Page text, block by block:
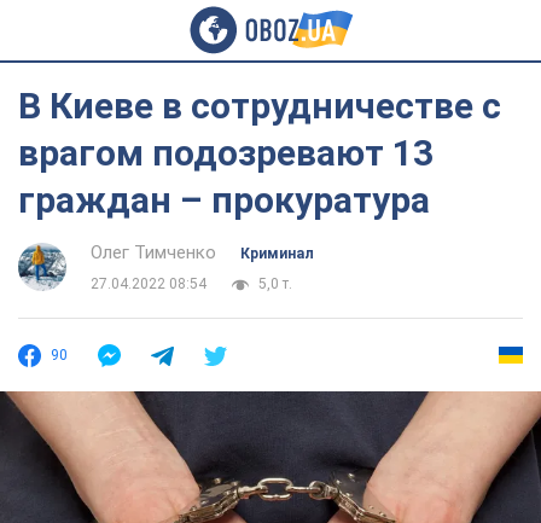
В Киеве в сотрудничестве с
врагом подозревают 13
граждан – прокуратура
Олег Тимченко
Криминал
27.04.2022 08:54
5,0 т.
90